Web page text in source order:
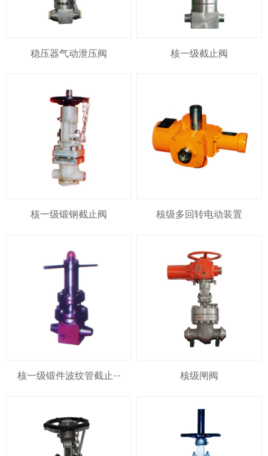
稳压器气动泄压阀 核一级截止阀
核一级锻钢截止阀 核级多回转电动装置
核一级锻件波纹管截止··· 核级闸阀